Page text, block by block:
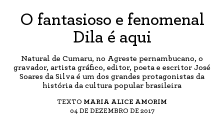
O fantasioso e fenomenal
Dila é aqui
Natural de Cumaru, no Agreste pernambucano, o
gravador, artista gráfico, editor, poeta e escritor José
Soares da Silva é um dos grandes protagonistas da
história da cultura popular brasileira
TEXTO MARIA ALICE AMORIM
04 DE DEZEMBRO DE 2017